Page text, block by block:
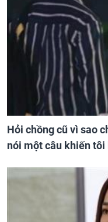
Hỏi chồng cũ vì sao
nói một câu khiến tôi